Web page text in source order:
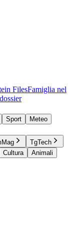
FilesFamiglia nel
Sport
Meteo
TgTech
Cultura
Animali